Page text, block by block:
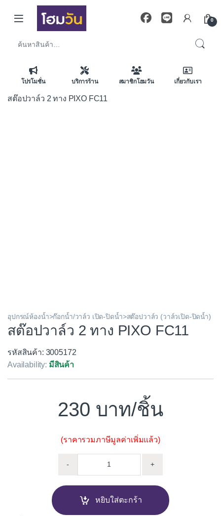
Skip to navigation
Skip to content
0
โปรโมชั่น บริการร้าน สมาชิกโฮมวัน เกี่ยวกับเรา
สต๊อปวาล์ว 2 ทาง PIXO FC11
อุปกรณ์ห้องน้ำ>ก๊อกน้ำ/วาล์ว เปิด-ปิดน้ำ>สต๊อปวาล์ว (วาล์วเปิด-ปิดน้ำ)
สต๊อปวาล์ว 2 ทาง PIXO FC11
รหัสสินค้า: 3005172
Availability: มีสินค้า
230 /ชิ้น
(ราคารวมภาษีมูลค่าเพิ่มแล้ว)
- +
หยิบใส่ตะกร้า